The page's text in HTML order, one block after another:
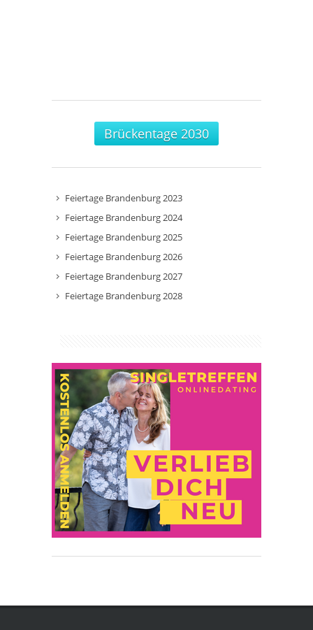
Brückentage 2030
Feiertage Brandenburg 2023
Feiertage Brandenburg 2024
Feiertage Brandenburg 2025
Feiertage Brandenburg 2026
Feiertage Brandenburg 2027
Feiertage Brandenburg 2028